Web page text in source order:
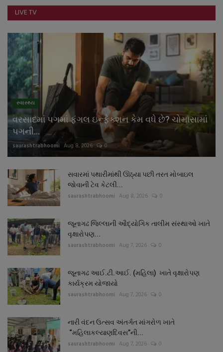
LIVE TV
સ્વાસ્થ્ય
વરસાદમાં પગમાં ફંગલ ઇન્ફેક્શન કેમ વધે છે? ચોમાસામાં
પગની...
saurashtrabhoomi Aug 8, 2026 0
સવારમાં પથારીમાંથી ઊઠ્યા પછી તરત મોબાઇલ
જોવાની ટેવ કેટલી...
saurashtrabhoomi Aug 8, 2026 0
જૂનાગઢ જિલ્લાની ઔદ્યોગિક તાલીમ સંસ્થાઓ ખાતે
વૃક્ષારોપણ...
saurashtrabhoomi Aug 7, 2026 0
જૂનાગઢ આઈ.ટી.આઈ. (મહિલા) ખાતે વૃક્ષારોપણ
કાર્યક્રમ યોજાયો
saurashtrabhoomi Aug 7, 2026 0
નારી વંદન ઉત્સવ અંતર્ગત માંગરોળ ખાતે
“મહિલાકલ્યાણદિવસ”ની...
saurashtrabhoomi Aug 7, 2026 0